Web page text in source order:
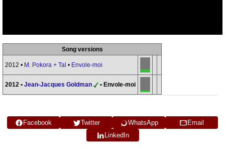
Song versions
2012 • M. Pokora + Tal • Envole-moi
2012 • Jean-Jacques Goldman • Envole-moi
Facebook Twitter WhatsApp
Email
LinkedIn